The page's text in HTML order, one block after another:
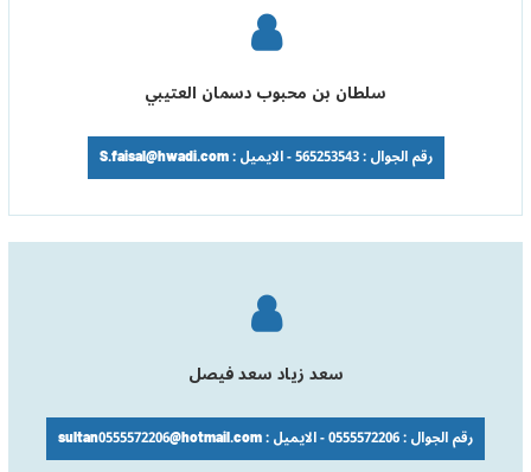
سلطان بن محبوب دسمان العتيبي
رقم الجوال : 565253543 - الايميل : S.faisal@hwadi.com
سعد زياد سعد فيصل
رقم الجوال : 0555572206 - الايميل : sultan0555572206@hotmail.com